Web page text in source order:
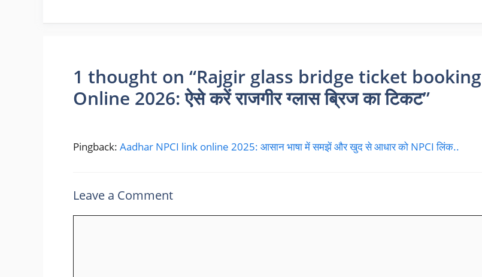
1 thought on “Rajgir glass bridge ticket booking
Online 2026: ऐसे करें राजगीर ग्लास ब्रिज का टिकट”
Pingback: Aadhar NPCI link online 2025: आसान भाषा में समझें और खुद से आधार को NPCI लिंक..
Leave a Comment